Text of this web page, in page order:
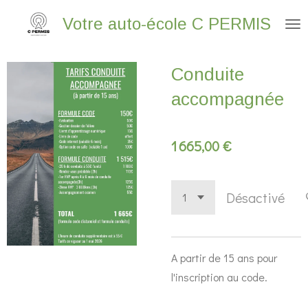
Passer
Votre auto-école C PERMIS
Conduite
accompagnée
1 665,00 €
Désactivé
A partir de 15 ans pour
l'inscription au code.